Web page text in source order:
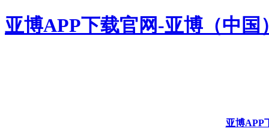
亚博APP下载官网-亚博（中国
亚博APP